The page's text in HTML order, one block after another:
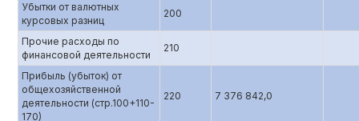
Убытки от валютных
курсовых разниц
200
Прочие расходы по
финансовой деятельности
210
Прибыль (убыток) от
общехозяйственной
деятельности (стр.100+110-
170)
220 7 376 842,0